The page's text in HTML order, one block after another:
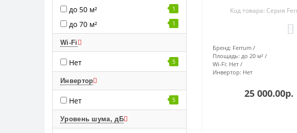
до 50 м² 1
до 70 м² 1
Wi-Fi
Нет 5
Инвертор
Нет 5
Уровень шума, дБ
Код товара: Серия
Бренд: Ferrum
Площадь: до 20 м²
Wi-Fi: Нет
Инвертор: Нет
25 000.00р.